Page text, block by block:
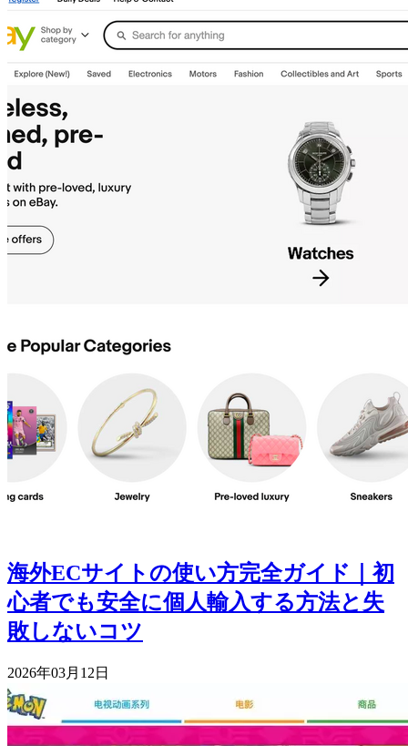
海外ECサイトの使い方完全ガイド｜初
心者でも安全に個人輸入する方法と失
敗しないコツ
2026年03月12日